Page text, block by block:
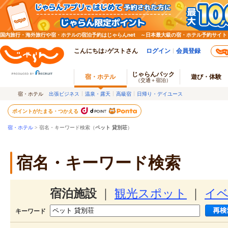
国内旅行・海外旅行や宿・ホテルの宿泊予約はじゃらんnet ～日本最大級の宿・ホテル予約サイト
こんにちは♪ゲストさん ログイン 会員登録
宿・ホテル じゃらんパック
（交通＋宿泊） 遊び・体験
宿・ホテル 出張ビジネス 温泉・露天 高級宿 日帰り・デイユース
ポイントがたまる・つかえる
宿・ホテル > 宿名・キーワード検索（ペット 貸別荘）
宿名・キーワード検索
宿泊施設 観光スポット イ
キーワード